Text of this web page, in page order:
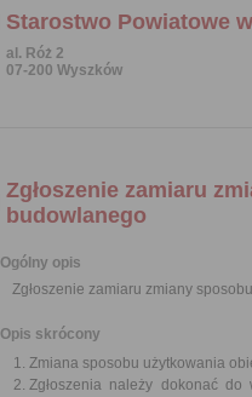
Starostwo Powiatowe
al. Róż 2
07-200 Wyszków
Zgłoszenie zamiaru
budowlanego
Ogólny opis
Zgłoszenie zamiaru zmiany
Opis skrócony
Zmiana sposobu użytkowania
Zgłoszenia należy dokonać